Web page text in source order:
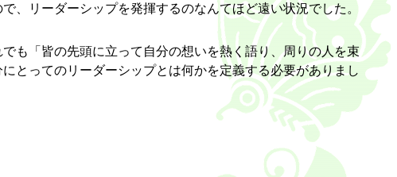
、リーダーシップを発揮するのなんてほど遠い状況でした。
も「皆の先頭に立って自分の想いを熱く語り、周りの人を束
とってのリーダーシップとは何かを定義する必要がありまし